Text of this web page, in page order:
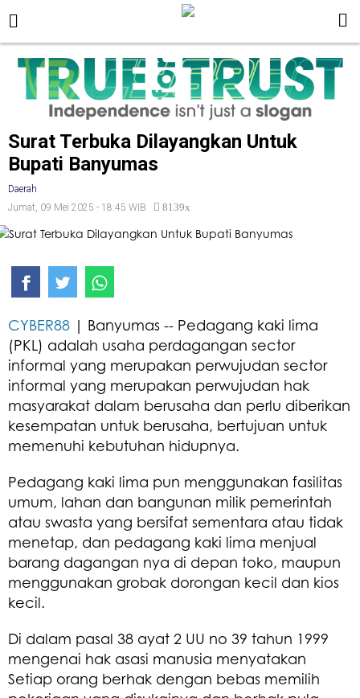
Surat Terbuka Dilayangkan Untuk
Bupati Banyumas
Daerah
Jumat, 09 Mei 2025 - 18:45 WIB
8139x
CYBER88 | Banyumas -- Pedagang kaki lima
(PKL) adalah usaha perdagangan sector
informal yang merupakan perwujudan sector
informal yang merupakan perwujudan hak
masyarakat dalam berusaha dan perlu diberikan
kesempatan untuk berusaha, bertujuan untuk
memenuhi kebutuhan hidupnya.
Pedagang kaki lima pun menggunakan fasilitas
umum, lahan dan bangunan milik pemerintah
atau swasta yang bersifat sementara atau tidak
menetap, dan pedagang kaki lima menjual
barang dagangan nya di depan toko, maupun
menggunakan grobak dorongan kecil dan kios
kecil.
Di dalam pasal 38 ayat 2 UU no 39 tahun 1999
mengenai hak asasi manusia menyatakan
Setiap orang berhak dengan bebas memilih